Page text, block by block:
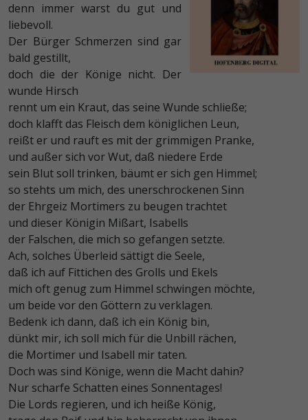
denn immer warst du gut und
liebevoll.
Der Bürger Schmerzen sind gar
bald gestillt,
doch die der Könige nicht. Der
wunde Hirsch
rennt um ein Kraut, das seine Wunde schließe;
doch klafft das Fleisch dem königlichen Leun,
reißt er und rauft es mit der grimmigen Pranke,
und außer sich vor Wut, daß niedere Erde
sein Blut soll trinken, bäumt er sich gen Himmel;
so stehts um mich, des unerschrockenen Sinn
der Ehrgeiz Mortimers zu beugen trachtet
und dieser Königin Mißart, Isabells
der Falschen, die mich so gefangen setzte.
Ach, solches Überleid sättigt die Seele,
daß ich auf Fittichen des Grolls und Ekels
mich oft genug zum Himmel schwingen möchte,
um beide vor den Göttern zu verklagen.
Bedenk ich dann, daß ich ein König bin,
dünkt mir, ich soll mich für die Unbill rächen,
die Mortimer und Isabell mir taten.
Doch was sind Könige, wenn die Macht dahin?
Nur scharfe Schatten eines Sonnentages!
Die Lords regieren, und ich heiße König,